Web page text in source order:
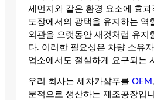
세먼지와 같은 환경 요소에 효
도장에서의 광택을 유지하는 역
외관을 오랫동안 새것처럼 유지
다. 이러한 필요성은 차량 소유
업소에서도 절실하게 요구되는
우리 회사는 세차카샴푸를 OEM
문적으로 생산하는 제조공장입